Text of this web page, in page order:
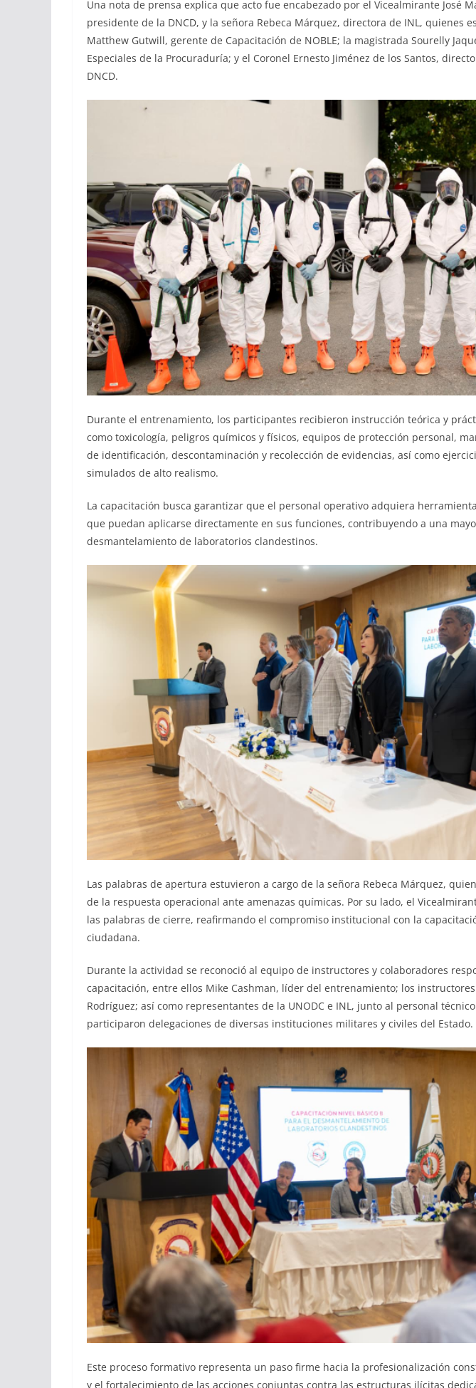
Una nota de prensa explica que acto fue encabezado por el Vicealmirante José
presidente de la DNCD, y la señora Rebeca Márquez, directora de INL, quienes
Matthew Gutwill, gerente de Capacitación de NOBLE; la magistrada Sourelly
Especiales de la Procuraduría; y el Coronel Ernesto Jiménez de los Santos,
DNCD.
Durante el entrenamiento, los participantes recibieron instrucción teórica y
como toxicología, peligros químicos y físicos, equipos de protección personal,
de identificación, descontaminación y recolección de evidencias, así como
simulados de alto realismo.
La capacitación busca garantizar que el personal operativo adquiera
que puedan aplicarse directamente en sus funciones, contribuyendo a una
desmantelamiento de laboratorios clandestinos.
Las palabras de apertura estuvieron a cargo de la señora Rebeca Márquez,
de la respuesta operacional ante amenazas químicas. Por su lado, el
las palabras de cierre, reafirmando el compromiso institucional con la
ciudadana.
Durante la actividad se reconoció al equipo de instructores y colaboradores
capacitación, entre ellos Mike Cashman, líder del entrenamiento; los
Rodríguez; así como representantes de la UNODC e INL, junto al personal
participaron delegaciones de diversas instituciones militares y civiles del Estado.
Este proceso formativo representa un paso firme hacia la profesionalización
y el fortalecimiento de las acciones conjuntas contra las estructuras ilícitas